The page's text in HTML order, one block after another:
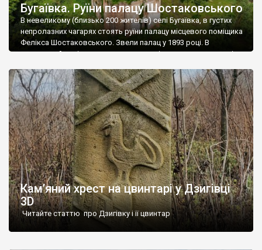
Бугаївка. Руїни палацу Шостаковського
В невеликому (близько 200 жителів) селі Бугаївка, в густих
непролазних чагарях стоять руїни палацу місцевого поміщика
Фелікса Шостаковського. Звели палац у 1893 році. В
радянський період у ньому спочатку містилася школа, потім
століття тут розмістили туберкульозну лікарню. Коли із
палацу виїхала лікарня – ми точно не […]
Кам’яний хрест на цвинтарі у Дзигівці
3D
Читайте статтю про Дзигівку і її цвинтар